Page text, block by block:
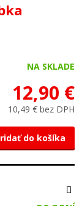
NA SKLADE
12,90 €
10,49 € bez DPH
do košíka